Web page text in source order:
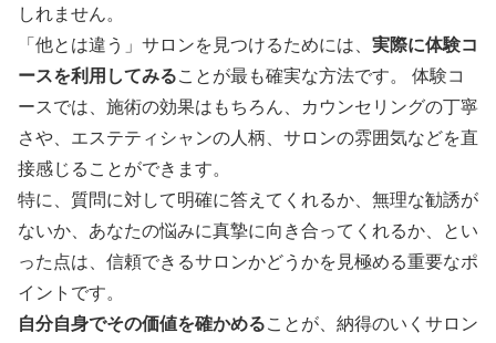
しれません。
「他とは違う」サロンを見つけるためには、 実際に体験コ
ースを利用してみることが最も確実な方法です。 体験コ
ースでは、施術の効果はもちろん、カウンセリングの丁寧
さや、エステティシャンの人柄、サロンの雰囲気などを直
接感じることができます。
特に、質問に対して明確に答えてくれるか、無理な勧誘が
ないか、あなたの悩みに真摯に向き合ってくれるか、とい
った点は、信頼できるサロンかどうかを見極める重要なポ
イントです。
自分自身でその価値を確かめることが、納得のいくサロン